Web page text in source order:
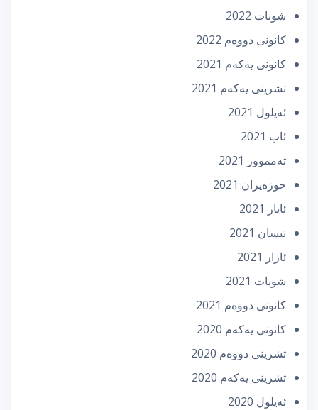
شوبات 2022
كانونی دووه‌م 2022
كانونی یه‌كه‌م 2021
تشرینی یه‌كه‌م 2021
ئه‌یلول 2021
ئاب 2021
تەممووز 2021
حوزه‌یران 2021
ئایار 2021
نیسان 2021
ئازار 2021
شوبات 2021
كانونی دووه‌م 2021
كانونی یه‌كه‌م 2020
تشرینی دووه‌م 2020
تشرینی یه‌كه‌م 2020
ئه‌یلول 2020